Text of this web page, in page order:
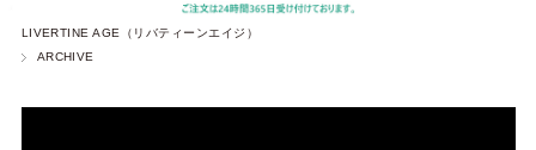
LIVERTINE AGE（リバティーンエイジ）
ARCHIVE